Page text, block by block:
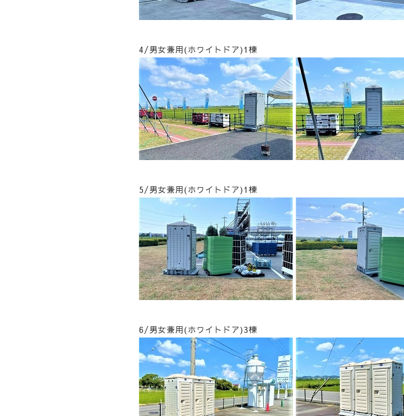
4/男女兼用(ホワイトドア)1棟
5/男女兼用(ホワイトドア)1棟
6/男女兼用(ホワイトドア)3棟